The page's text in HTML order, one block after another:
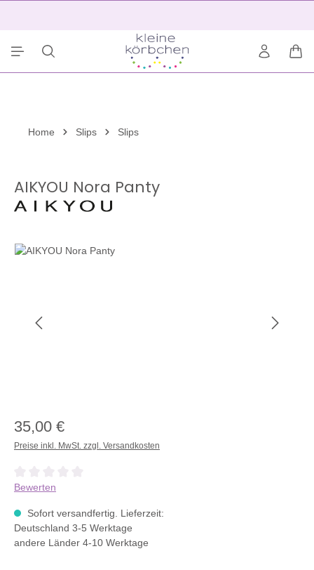
Home Slips Slips
AIKYOU Nora Panty
Bildergalerie überspringen
35,00 €
Preise inkl. MwSt. zzgl. Versandkosten
Durchschnittliche Bewertung von 0 von 5 Sternen
Bewerten
Sofort versandfertig. Lieferzeit:
Deutschland 3-5 Werktage
andere Länder 4-10 Werktage